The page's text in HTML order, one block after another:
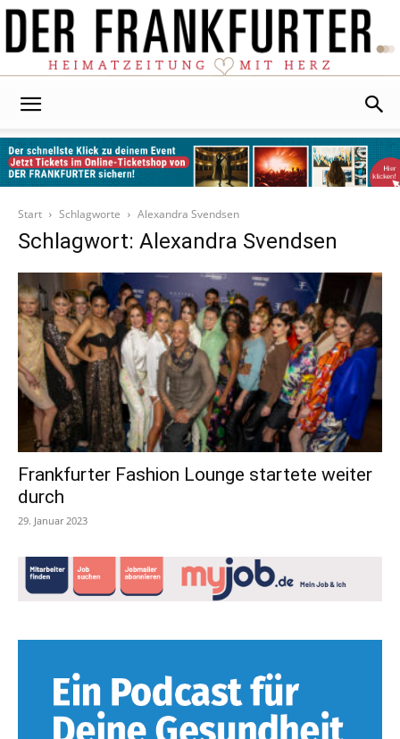
Start
Schlagworte Alexandra Svendsen
Schlagwort: Alexandra Svendsen
Frankfurter Fashion Lounge startete weiter
durch
29. Januar 2023